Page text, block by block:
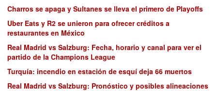
Charros se apaga y Sultanes se lleva el primero de Playoffs
Uber Eats y R2 se unieron para ofrecer créditos a
restaurantes en México
Real Madrid vs Salzburg: Fecha, horario y canal para ver el
partido de la Champions League
Turquía: incendio en estación de esquí deja 66 muertos
Real Madrid vs Salzburg: Pronóstico y posibles alineaciones